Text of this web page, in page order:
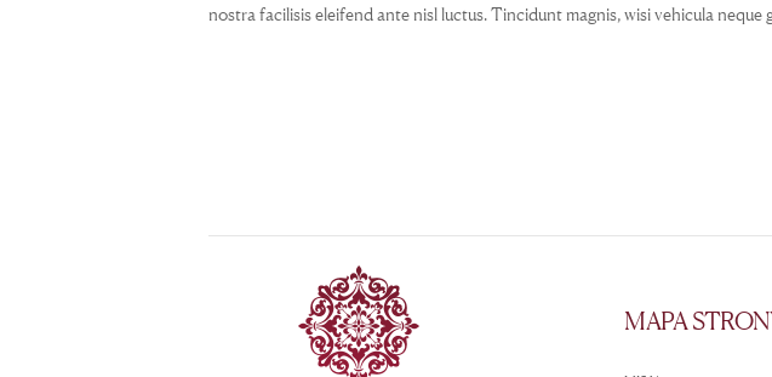
nostra facilisis eleifend ante nisl luctus. Tincidunt magnis, wisi vehicula
MAPA